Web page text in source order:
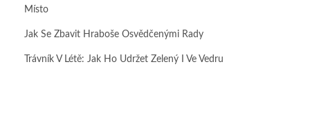
Místo
Jak Se Zbavit Hraboše Osvědčenými Rady
Trávník V Létě: Jak Ho Udržet Zelený I Ve Vedru